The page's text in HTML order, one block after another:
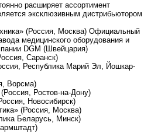
расширяет ассортимент
эксклюзивным дистрибьютором
(Россия, Москва) Официальный
медицинского оборудования и
DGM (Швейцария)
Саранск)
Республика Марий Эл, Йошкар-
Ворсма)
Ростов-на-Дону)
Новосибирск)
(Россия, Москва)
Беларусь, Минск)